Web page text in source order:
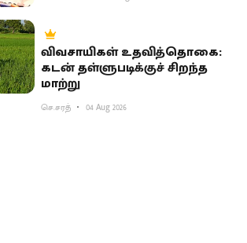
விவசாயிகள் உதவித்தொகை:
கடன் தள்ளுபடிக்குச் சிறந்த
மாற்று
செ.சரத் 04 Aug 2026